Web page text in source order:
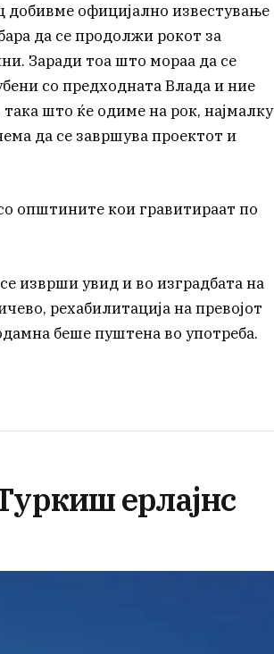
официјално известување
да се продолжи рокот за
Заради тоа што мораа да се
со предходната Влада и ние
што ќе одиме на рок, најмалку
да се завршува проектот и
општините кои гравитираат по
изврши увид и во изградбата на
рехабилитација на превојот
беше пуштена во употреба.
ерлајнс